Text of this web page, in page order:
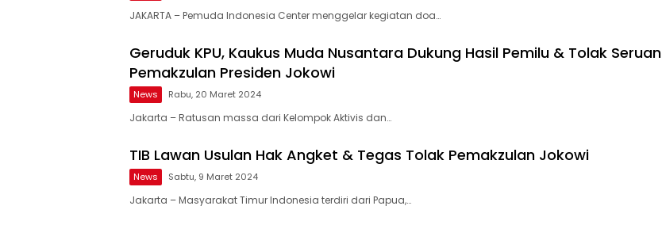
JAKARTA – Pemuda Indonesia Center menggelar kegiatan doa…
Geruduk KPU, Kaukus Muda Nusantara Dukung Hasil Pemilu & Tolak Seruan
Pemakzulan Presiden Jokowi
News Rabu, 20 Maret 2024
Jakarta – Ratusan massa dari Kelompok Aktivis dan…
TIB Lawan Usulan Hak Angket & Tegas Tolak Pemakzulan Jokowi
News Sabtu, 9 Maret 2024
Jakarta – Masyarakat Timur Indonesia terdiri dari Papua,…